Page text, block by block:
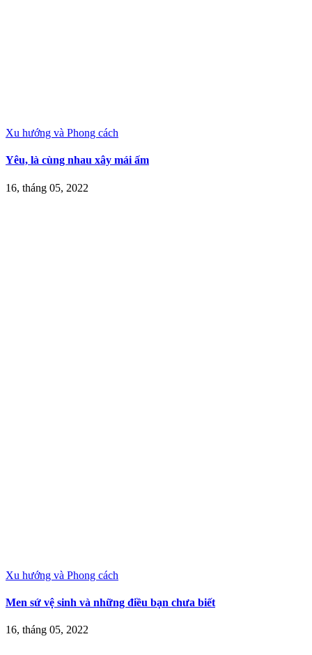
Xu hướng và Phong cách
Yêu, là cùng nhau xây mái ấm
16, tháng 05, 2022
Xu hướng và Phong cách
Men sứ vệ sinh và những điều bạn chưa biết
16, tháng 05, 2022